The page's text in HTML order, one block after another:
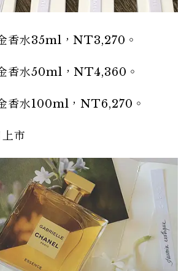
香水35ml，NT3,270。
香水50ml，NT4,360。
香水100ml，NT6,270。
市